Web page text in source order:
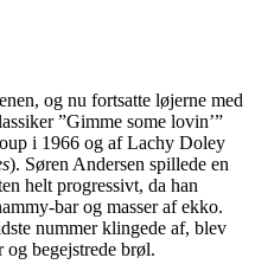
og nu fortsatte løjerne med
”Gimme some lovin’”
i 1966 og af Lachy Doley
). Søren Andersen spillede en
helt progressivt, da han
bar og masser af ekko.
nummer klingede af, blev
og begejstrede brøl.